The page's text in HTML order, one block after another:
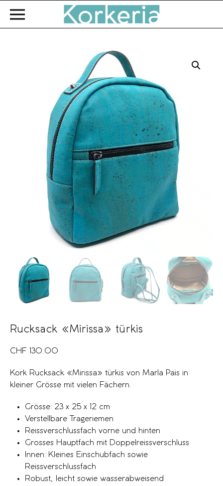
Zum Hauptinhalt springen
Rucksack «Mirissa» türkis
CHF 130.00
Kork Rucksack «Mirissa» türkis von Marla Pais in
kleiner Grösse mit vielen Fächern.
Grösse: 23 x 25 x 12 cm
Verstellbare Trageriemen
Reissverschlussfach vorne und hinten
Grosses Hauptfach mit Doppelreissverschluss
Innen: Kleines Einschubfach sowie
Reissverschlussfach
Robust, leicht sowie wasserabweisend